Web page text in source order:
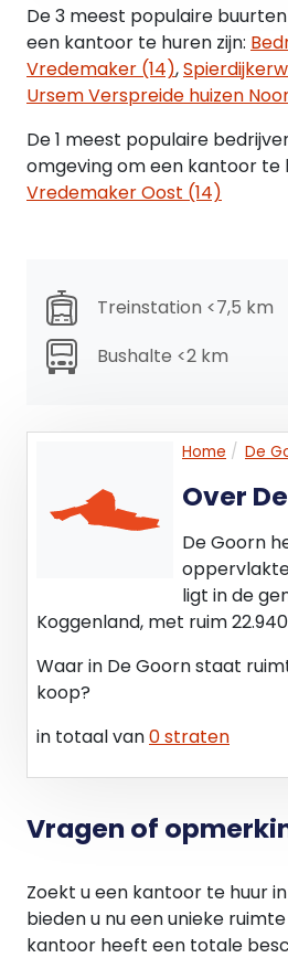
90% te zullen gebruiken voor
geven op aftrek van
huurder op enig moment
criterium voldoet, zal er van
zijn van omzetbelasting
Alsdan wordt
exclusief omzetbelasting,
Zekerheidsstelling:
Een bankgarantie/
maanden, te vermeerderen
bedrijfsruimte in de zin van
Voorbehoud:
Goedkeuring van de
Bestemmingsplan:
Bij de gemeente Koggenland
binnen het bestemmingsplan
Dit houdt in dat het perceel
van uw bedrijfsvoering
Ondanks dat deze publicatie
mogelijke zorgvuldigheid is
stellen voor onjuiste of
in deze publicatie vermeld
De 3 meest populaire
een kantoor te huren zijn:
Vredemaker (14),
Ursem Verspreide huizen
De 1 meest populaire
omgeving om een kantoor te
Vredemaker Oost (14)
Treinstation <7,5 km
Bushalte <2 km
Home De
Over
De Goorn
ligt in de
Koggenland, met ruim
Waar in De Goorn staat
koop?
in totaal van0 straten
Vragen of
Zoekt u een kantoor te huur
bieden u nu een unieke
kantoor heeft een totale